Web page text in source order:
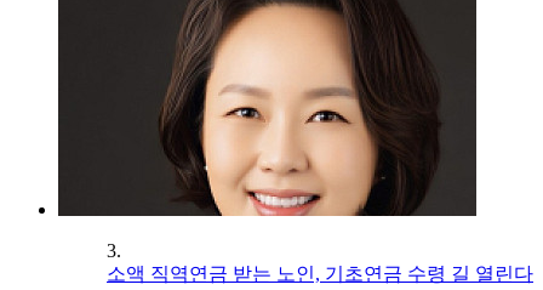
3.
소액 직역연금 받는 노인, 기초연금 수령 길 열린다